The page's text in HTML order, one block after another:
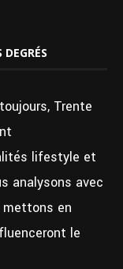
Trente
lifestyle et
analysons avec
en
le